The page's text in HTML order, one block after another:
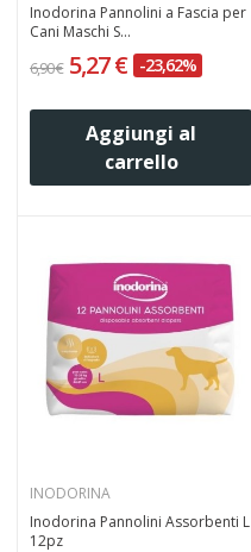
Inodorina Pannolini a Fascia per
Cani Maschi S...
6,90 € 5,27 € -23,62%
Aggiungi al
carrello
INODORINA
Inodorina Pannolini Assorbenti L
12pz